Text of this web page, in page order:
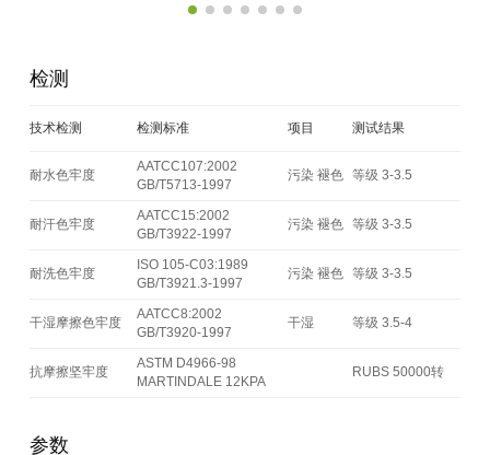
检测
技术检测 检测标准 项目 测试结果
耐水色牢度
AATCC107:2002
GB/T5713-1997
污染 褪色 等级 3-3.5
耐汗色牢度
AATCC15:2002
GB/T3922-1997
污染 褪色 等级 3-3.5
耐洗色牢度
ISO 105-C03:1989
GB/T3921.3-1997
污染 褪色 等级 3-3.5
干湿摩擦色牢度
AATCC8:2002
GB/T3920-1997
干湿 等级 3.5-4
抗摩擦坚牢度
ASTM D4966-98
MARTINDALE 12KPA
RUBS 50000转
参数